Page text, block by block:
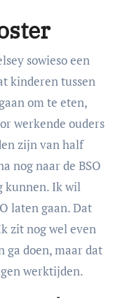
sowieso een
kinderen tussen
om te eten,
werkende ouders
zijn van half
nog naar de BSO
kunnen. Ik wil
laten gaan. Dat
zit nog wel even
ga doen, maar dat
werktijden.